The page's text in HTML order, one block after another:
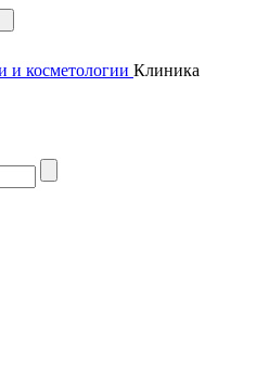
Клиника